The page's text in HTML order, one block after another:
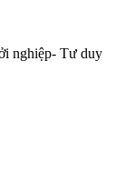
nghiệp- Tư duy